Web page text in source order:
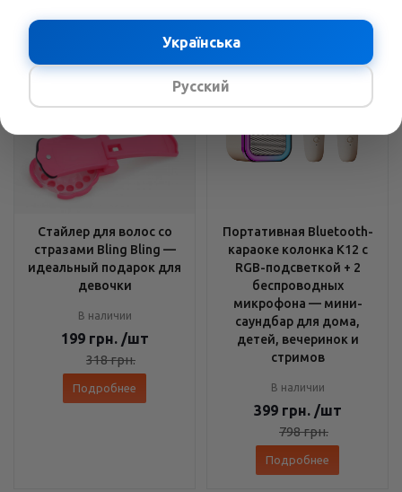
Стайлер для волос со
стразами Bling Bling —
идеальный подарок для
девочки
В наличии
199 грн. /шт
318грн.
Подробнее
Портативная Bluetooth-
караоке колонка K12 с
RGB-подсветкой + 2
беспроводных
микрофона — мини-
саундбар для дома,
детей, вечеринок и
стримов
В наличии
399 грн. /шт
798грн.
Подробнее
Українська
Русский